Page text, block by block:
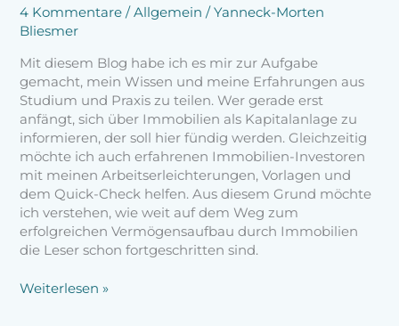
4 Kommentare /Allgemein /Yanneck-Morten
Bliesmer
Mit diesem Blog habe ich es mir zur Aufgabe
gemacht, mein Wissen und meine Erfahrungen aus
Studium und Praxis zu teilen. Wer gerade erst
anfängt, sich über Immobilien als Kapitalanlage zu
informieren, der soll hier fündig werden. Gleichzeitig
möchte ich auch erfahrenen Immobilien-Investoren
mit meinen Arbeitserleichterungen, Vorlagen und
dem Quick-Check helfen. Aus diesem Grund möchte
ich verstehen, wie weit auf dem Weg zum
erfolgreichen Vermögensaufbau durch Immobilien
die Leser schon fortgeschritten sind.
Weiterlesen »